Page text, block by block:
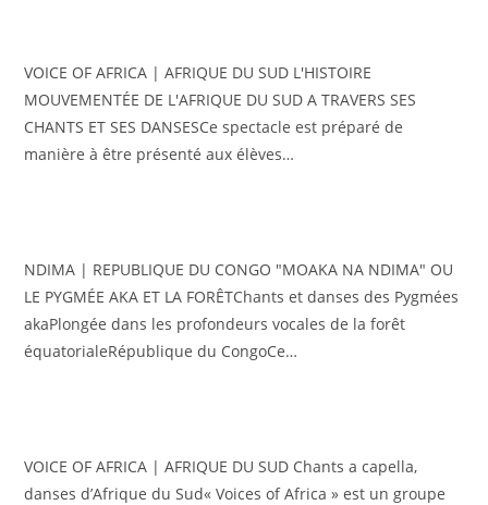
VOICE OF AFRICA | AFRIQUE DU SUD L'HISTOIRE
MOUVEMENTÉE DE L'AFRIQUE DU SUD A TRAVERS SES
CHANTS ET SES DANSESCe spectacle est préparé de
manière à être présenté aux élèves…
NDIMA | REPUBLIQUE DU CONGO "MOAKA NA NDIMA" OU
LE PYGMÉE AKA ET LA FORÊTChants et danses des Pygmées
akaPlongée dans les profondeurs vocales de la forêt
équatorialeRépublique du CongoCe…
VOICE OF AFRICA | AFRIQUE DU SUD Chants a capella,
danses d’Afrique du Sud« Voices of Africa » est un groupe